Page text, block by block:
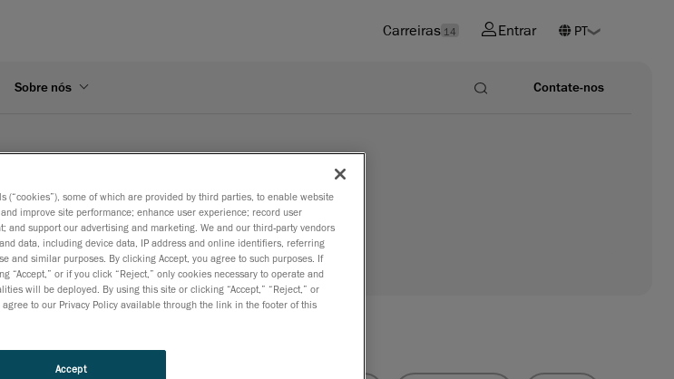
Carreiras 14 Entrar
Sobre nós Contate-nos
(“cookies”), some of which are provided by third parties, to enable website
improve site performance; enhance user experience; record user
and support our advertising and marketing. We and our third-party vendors
data, including device data, IP address and online identifiers, referring
and similar purposes. By clicking Accept, you agree to such purposes. If
“Accept,” or if you click “Reject,” only cookies necessary to operate and
will be deployed. By using this site or clicking “Accept,” “Reject,” or
to our Privacy Policy available through the link in the footer of this
Accept